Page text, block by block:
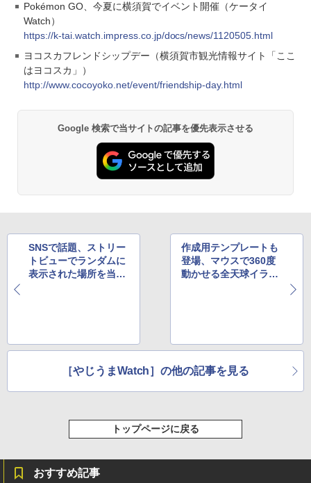
Pokémon GO、今夏に横須賀でイベント開催（ケータイ
Watch）
https://k-tai.watch.impress.co.jp/docs/news/1120505.html
ヨコスカフレンドシップデー（横須賀市観光情報サイト「ここ
はヨコスカ」）
http://www.cocoyoko.net/event/friendship-day.html
Google 検索で当サイトの記事を優先表示させる
SNSで話題、ストリー
トビューでランダムに
表示された場所を当て
作成用テンプレートも
登場、マウスで360度
動かせる全天球イラス
［やじうまWatch］の他の記事を見る
トップページに戻る
おすすめ記事